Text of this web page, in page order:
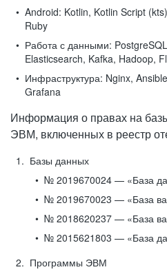
Android: Kotlin, Kotlin Script
Ruby
Работа с данными:
Elasticsearch, Kafka, Hadoop,
Инфраструктура: Nginx,
Grafana
Информация о правах на
ЭВМ, включенных в реестр
Базы данных
№ 2019670024 — «База
№ 2019670023 — «База
№ 2018620237 — «База
№ 2015621803 — «База
Программы ЭВМ